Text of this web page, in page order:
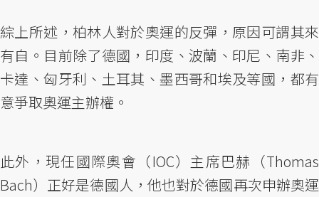
綜上所述，柏林人對於奧運的反彈，原因可謂其來
有自。目前除了德國，印度、波蘭、印尼、南非、
卡達、匈牙利、土耳其、墨西哥和埃及等國，都有
意爭取奧運主辦權。
此外，現任國際奧會（IOC）主席巴赫（Thomas
Bach）正好是德國人，他也對於德國再次申辦奧運